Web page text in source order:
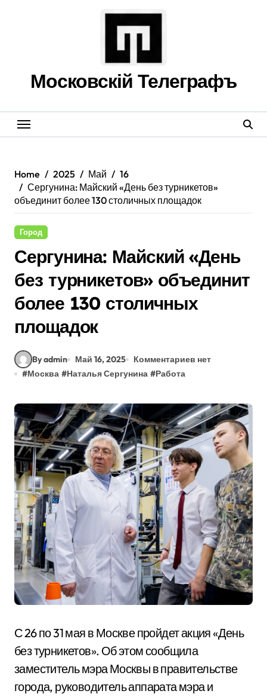
Московскій Телеграфъ
Home 2025 Май
16
Сергунина: Майский «День без турникетов»
объединит более 130 столичных площадок
Город
Сергунина: Майский «День
без турникетов» объединит
более 130 столичных
площадок
By admin Май 16, 2025
Комментариев нет
#Москва #Наталья Сергунина #Работа
С 26 по 31 мая в Москве пройдет акция «День
без турникетов». Об этом сообщила
заместитель мэра Москвы в правительстве
города, руководитель аппарата мэра и